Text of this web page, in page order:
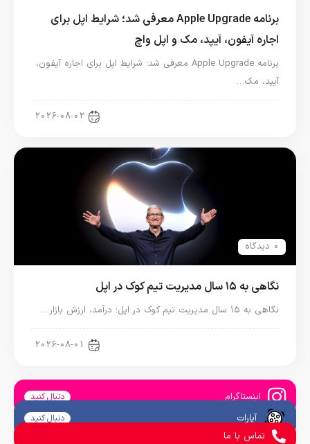
برنامه Apple Upgrade معرفی شد؛ شرایط اپل برای
اجاره آیفون، آیپد، مک و اپل واچ
برنامه Apple Upgrade معرفی شد؛ شرایط اپل برای اجاره آیفون،
آیپد، مک…
2026-08-02
0 دیدگاه
نگاهی به ۱۵ سال مدیریت تیم کوک در اپل
نگاهی به ۱۵ سال مدیریت تیم کوک در اپل؛ درآمد، ارزش بازار…
2026-08-01
اینستاگرام دنبال کنید
آپارات دنبال کنید
تماس با ما